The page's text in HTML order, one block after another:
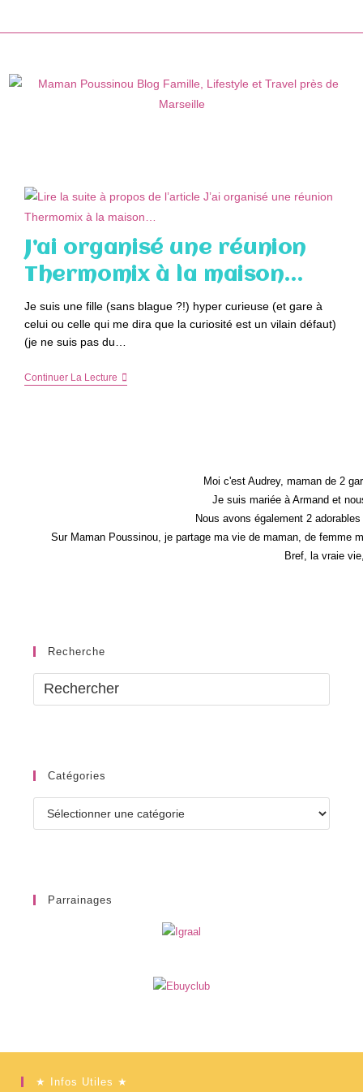
J’ai organisé une réunion
Thermomix à la maison…
Je suis une fille (sans blague ?!) hyper curieuse (et gare à
celui ou celle qui me dira que la curiosité est un vilain défaut)
(je ne suis pas du…
Continuer La LectureJ’ai
Moi c'est Audrey, maman de 2
Je suis mariée à Armand et
Nous avons également 2
Sur Maman Poussinou, je partage ma vie de maman, de femme
Bref, la vraie
Recherche
Catégories
Parrainages
★ Infos Utiles ★